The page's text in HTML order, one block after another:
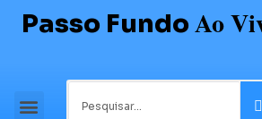
Passo Fundo Ao